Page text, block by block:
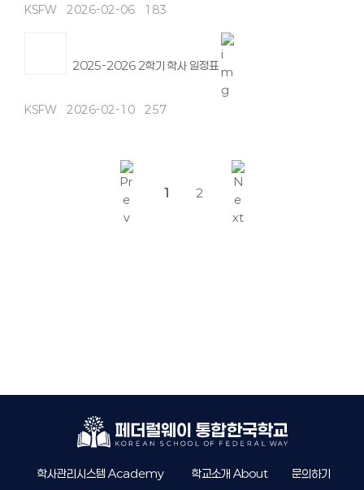
KSFW 2026-02-06 183
2025-2026 2학기 학사 일정표
KSFW 2026-02-10 257
1 2
학사관리시스템 Academy
학교소개 About
문의하기